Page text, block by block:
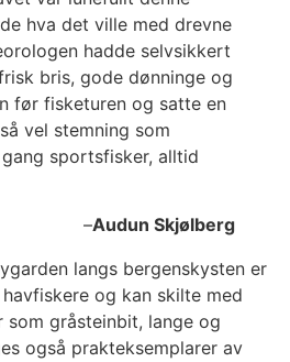
hva det ville med drevne
hadde selvsikkert
bris, gode dønninge og
før fisketuren og satte en
vel stemning som
sportsfisker, alltid
–Audun Skjølberg
langs bergenskysten er
og kan skilte med
gråsteinbit, lange og
også prakteksemplarer av